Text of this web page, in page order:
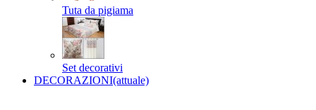
Tuta da pigiama
Set decorativi
DECORAZIONI(attuale)